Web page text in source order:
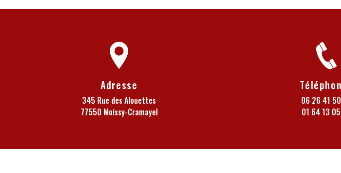
Adresse
345 Rue des Alouettes
77550 Moissy-Cramayel
06 26 41
01 64 13